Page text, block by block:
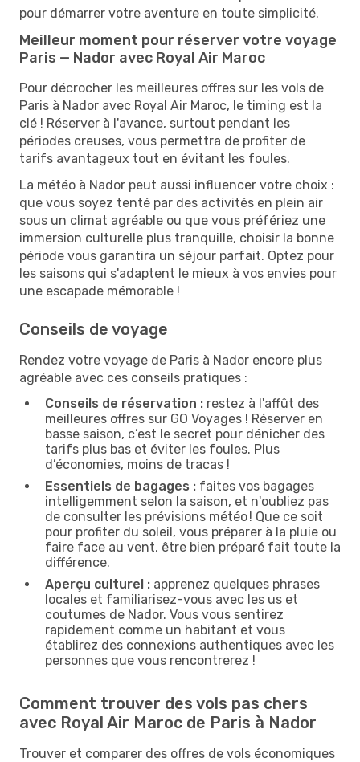
pour démarrer votre aventure en toute simplicité.
Meilleur moment pour réserver votre voyage
Paris — Nador avec Royal Air Maroc
Pour décrocher les meilleures offres sur les vols de
Paris à Nador avec Royal Air Maroc, le timing est la
clé ! Réserver à l'avance, surtout pendant les
périodes creuses, vous permettra de profiter de
tarifs avantageux tout en évitant les foules.
La météo à Nador peut aussi influencer votre choix :
que vous soyez tenté par des activités en plein air
sous un climat agréable ou que vous préfériez une
immersion culturelle plus tranquille, choisir la bonne
période vous garantira un séjour parfait. Optez pour
les saisons qui s'adaptent le mieux à vos envies pour
une escapade mémorable !
Conseils de voyage
Rendez votre voyage de Paris à Nador encore plus
agréable avec ces conseils pratiques :
Conseils de réservation : restez à l'affût des
meilleures offres sur GO Voyages ! Réserver en
basse saison, c’est le secret pour dénicher des
tarifs plus bas et éviter les foules. Plus
d’économies, moins de tracas !
Essentiels de bagages : faites vos bagages
intelligemment selon la saison, et n'oubliez pas
de consulter les prévisions météo ! Que ce soit
pour profiter du soleil, vous préparer à la pluie ou
faire face au vent, être bien préparé fait toute la
différence.
Aperçu culturel : apprenez quelques phrases
locales et familiarisez-vous avec les us et
coutumes de Nador. Vous vous sentirez
rapidement comme un habitant et vous
établirez des connexions authentiques avec les
personnes que vous rencontrerez !
Comment trouver des vols pas chers
avec Royal Air Maroc de Paris à Nador
Trouver et comparer des offres de vols économiques